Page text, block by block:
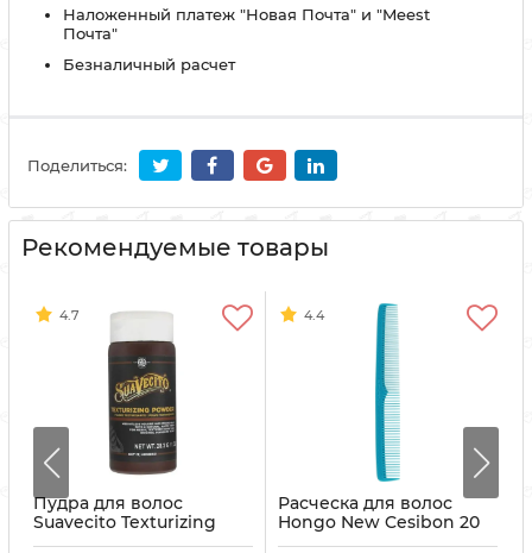
Наложенный платеж "Новая Почта" и "Meest
Почта"
Безналичный расчет
Поделиться:
Рекомендуемые товары
4.7
Пудра для волос
Suavecito Texturizing
Powder 28,3 г
4.4
Расческа для волос
Hongo New Cesibon 20
Cutting Comb Blue